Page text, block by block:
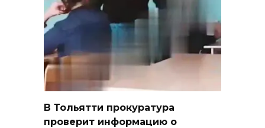
В Тольятти прокуратура
проверит информацию о